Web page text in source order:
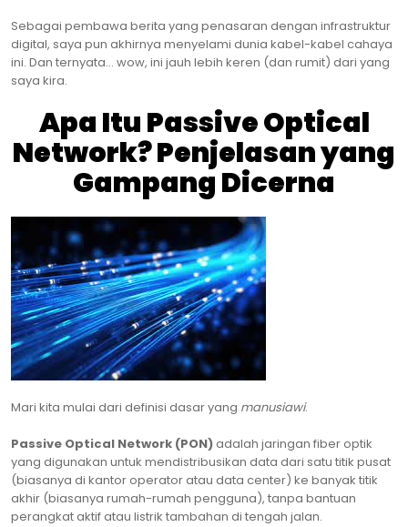
Sebagai pembawa berita yang penasaran dengan infrastruktur
digital, saya pun akhirnya menyelami dunia kabel-kabel cahaya
ini. Dan ternyata… wow, ini jauh lebih keren (dan rumit) dari yang
saya kira.
Apa Itu Passive Optical
Network? Penjelasan yang
Gampang Dicerna
Mari kita mulai dari definisi dasar yang manusiawi.
Passive Optical Network (PON)adalah jaringan fiber optik
yang digunakan untuk mendistribusikan data dari satu titik pusat
(biasanya di kantor operator atau data center) ke banyak titik
akhir (biasanya rumah-rumah pengguna), tanpa bantuan
perangkat aktif atau listrik tambahan di tengah jalan.